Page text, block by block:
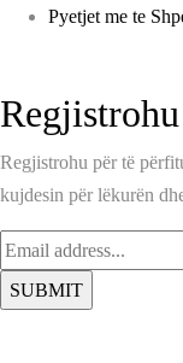
Pyetjet me te
Regjistrohu
Regjistrohu për të
kujdesin për lëkurën